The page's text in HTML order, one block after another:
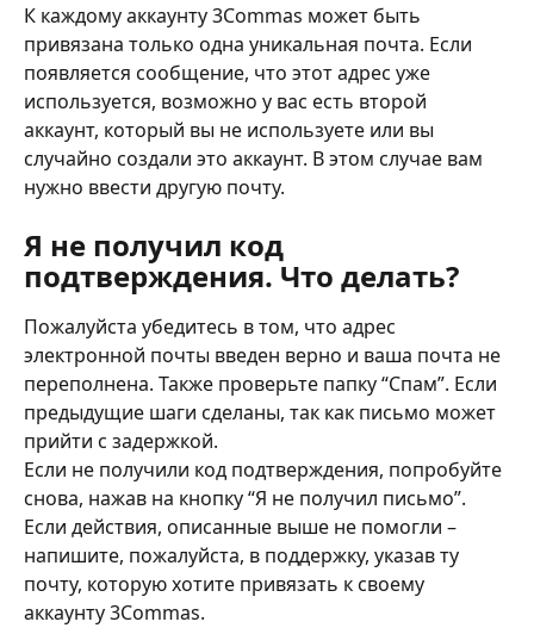
К каждому аккаунту 3Commas может быть
привязана только одна уникальная почта. Если
появляется сообщение, что этот адрес уже
используется, возможно у вас есть второй
аккаунт, который вы не используете или вы
случайно создали это аккаунт. В этом случае вам
нужно ввести другую почту.
Я не получил код
подтверждения. Что делать?
Пожалуйста убедитесь в том, что адрес
электронной почты введен верно и ваша почта не
переполнена. Также проверьте папку “Спам”. Если
предыдущие шаги сделаны, так как письмо может
прийти с задержкой.
Если не получили код подтверждения, попробуйте
снова, нажав на кнопку “Я не получил письмо”.
Если действия, описанные выше не помогли –
напишите, пожалуйста, в поддержку, указав ту
почту, которую хотите привязать к своему
аккаунту 3Commas.